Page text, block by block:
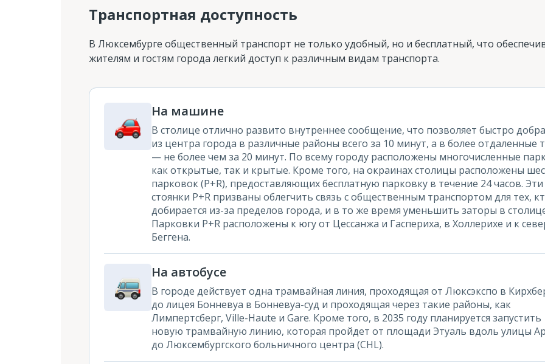
Транспортная доступность
В Люксембурге общественный транспорт не только удобный, но и бесплатный, что
жителям и гостям города легкий доступ к различным видам транспорта.
На машине
В столице отлично развито внутреннее сообщение, что позволяет быстро
из центра города в различные районы всего за 10 минут, а в более отдаленные
— не более чем за 20 минут. По всему городу расположены многочисленные
как открытые, так и крытые. Кроме того, на окраинах столицы расположены
парковок (P+R), предоставляющих бесплатную парковку в течение 24 часов. Эти
стоянки P+R призваны облегчить связь с общественным транспортом для тех,
добирается из-за пределов города, и в то же время уменьшить заторы в
Парковки P+R расположены к югу от Цессанжа и Гаспериха, в Холлерихе и к
Беггена.
На автобусе
В городе действует одна трамвайная линия, проходящая от Люксэкспо в
до лицея Бонневуа в Бонневуа-суд и проходящая через такие районы, как
Лимпертсберг, Ville-Haute и Gare. Кроме того, в 2035 году планируется запустить
новую трамвайную линию, которая пройдет от площади Этуаль вдоль улицы
до Люксембургского больничного центра (CHL).